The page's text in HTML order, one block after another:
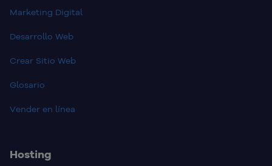
Marketing Digital
Desarrollo Web
Crear Sitio Web
Glosario
Vender en línea
Hosting